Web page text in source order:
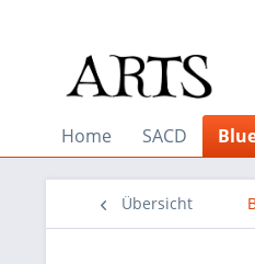
Home SACD
Übersicht